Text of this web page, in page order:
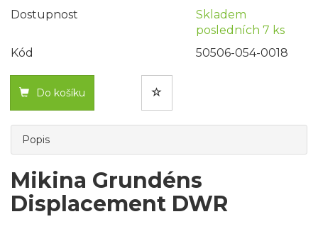
Dostupnost
Skladem
posledních 7 ks
Kód
50506-054-0018
Do košíku
Popis
Mikina Grundéns
Displacement DWR